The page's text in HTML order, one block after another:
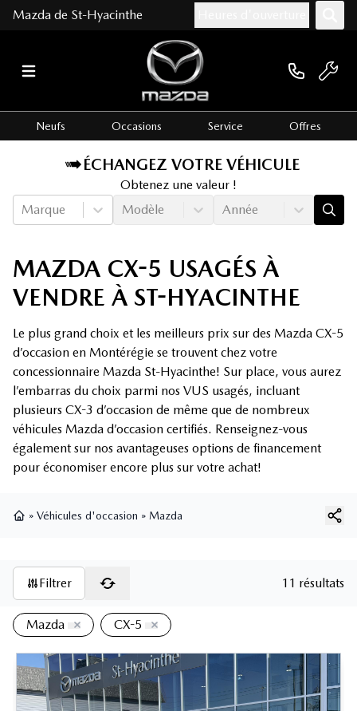
Mazda de St-Hyacinthe
Neufs Occasions Service Offres
ÉCHANGEZ VOTRE VÉHICULE
Obtenez une valeur !
Marque
Modèle Année
MAZDA CX-5 USAGÉS À
VENDRE À ST-HYACINTHE
Le plus grand choix et les meilleurs prix sur des Mazda CX-5
d’occasion en Montérégie se trouvent chez votre
concessionnaire Mazda St-Hyacinthe! Sur place, vous aurez
l’embarras du choix parmi nos VUS usagés, incluant
plusieurs CX-3 d’occasion de même que de nombreux
véhicules Mazda d’occasion certifiés. Renseignez-vous
également sur nos avantageuses options de financement
pour économiser encore plus sur votre achat!
» Véhicules d'occasion » Mazda
Filtrer 11 résultats
Mazda CX-5